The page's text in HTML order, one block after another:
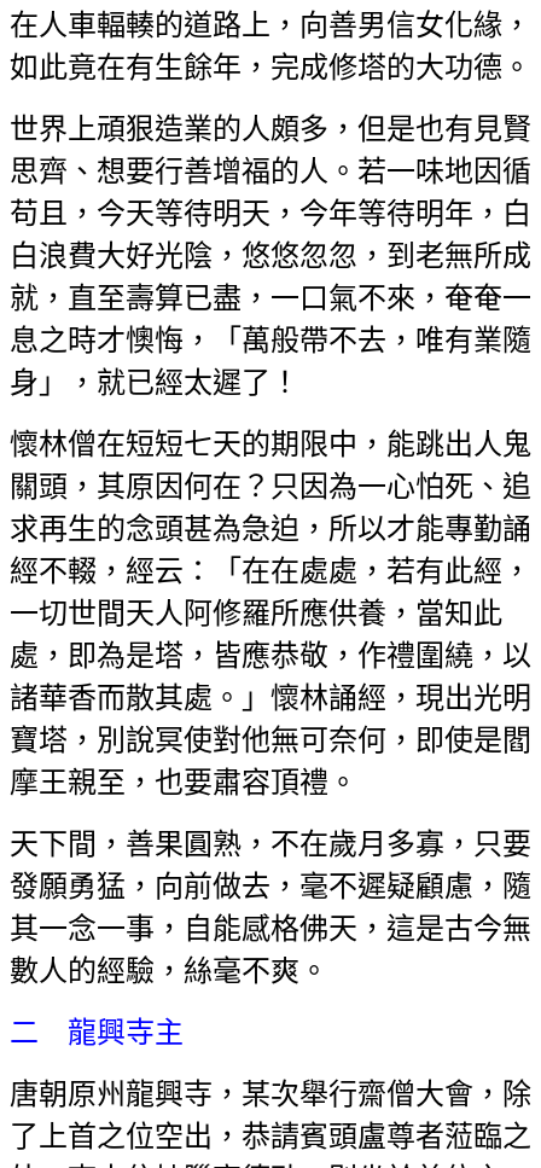
在人車輻輳的道路上，向善男信女化緣，
如此竟在有生餘年，完成修塔的大功德。
世界上頑狠造業的人頗多，但是也有見賢
思齊、想要行善增福的人。若一味地因循
苟且，今天等待明天，今年等待明年，白
白浪費大好光陰，悠悠忽忽，到老無所成
就，直至壽算已盡，一口氣不來，奄奄一
息之時才懊悔，「萬般帶不去，唯有業隨
身」，就已經太遲了！
懷林僧在短短七天的期限中，能跳出人鬼
關頭，其原因何在？只因為一心怕死、追
求再生的念頭甚為急迫，所以才能專勤誦
經不輟，經云：「在在處處，若有此經，
一切世間天人阿修羅所應供養，當知此
處，即為是塔，皆應恭敬，作禮圍繞，以
諸華香而散其處。」懷林誦經，現出光明
寶塔，別說冥使對他無可奈何，即使是閻
摩王親至，也要肅容頂禮。
天下間，善果圓熟，不在歲月多寡，只要
發願勇猛，向前做去，毫不遲疑顧慮，隨
其一念一事，自能感格佛天，這是古今無
數人的經驗，絲毫不爽。
二 龍興寺主
唐朝原州龍興寺，某次舉行齋僧大會，除
了上首之位空出，恭請賓頭盧尊者蒞臨之